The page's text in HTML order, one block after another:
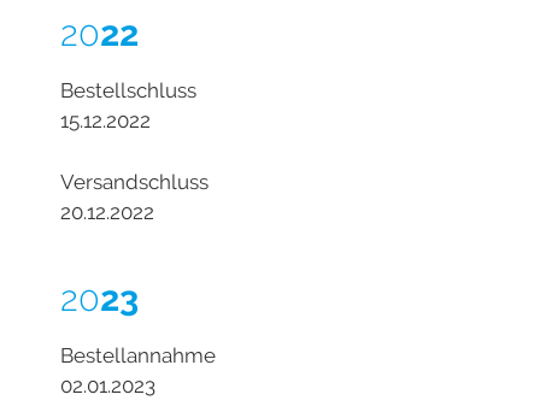
2022
Bestellschluss
15.12.2022
Versandschluss
20.12.2022
2023
Bestellannahme
02.01.2023